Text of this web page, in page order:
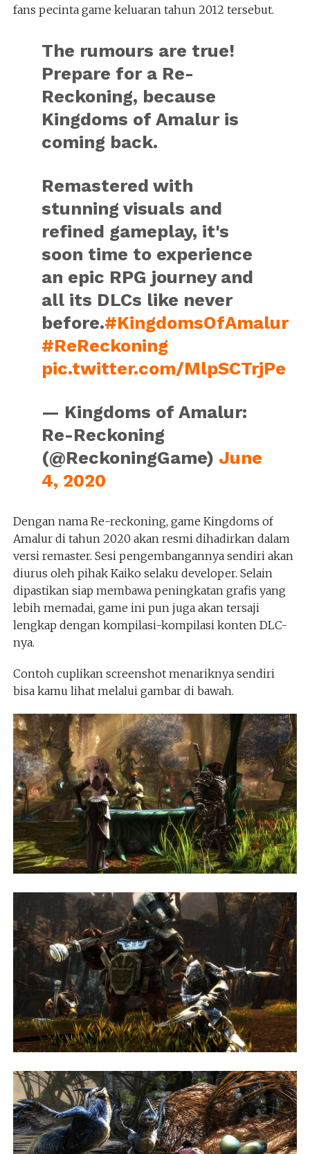
fans pecinta game keluaran tahun 2012 tersebut.
The rumours are true!
Prepare for a Re-
Reckoning, because
Kingdoms of Amalur is
coming back.
Remastered with
stunning visuals and
refined gameplay, it's
soon time to experience
an epic RPG journey and
all its DLCs like never
before.#KingdomsOfAmalur
#ReReckoning
pic.twitter.com/MlpSCTrjPe
— Kingdoms of Amalur:
Re-Reckoning
(@ReckoningGame) June
4, 2020
Dengan nama Re-reckoning, game Kingdoms of
Amalur di tahun 2020 akan resmi dihadirkan dalam
versi remaster. Sesi pengembangannya sendiri akan
diurus oleh pihak Kaiko selaku developer. Selain
dipastikan siap membawa peningkatan grafis yang
lebih memadai, game ini pun juga akan tersaji
lengkap dengan kompilasi-kompilasi konten DLC-
nya.
Contoh cuplikan screenshot menariknya sendiri
bisa kamu lihat melalui gambar di bawah.